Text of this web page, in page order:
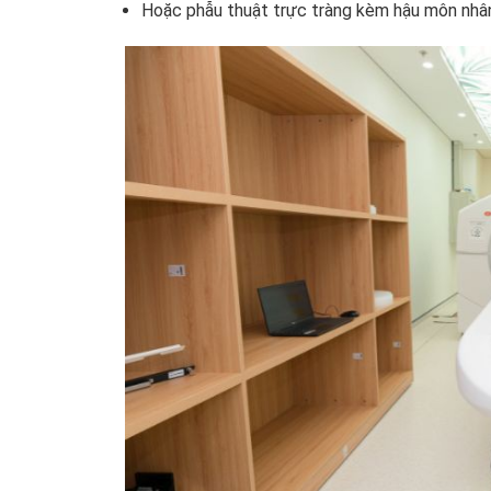
Hoặc phẫu thuật trực tràng kèm hậu môn